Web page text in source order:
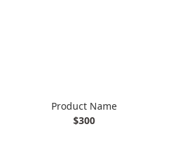
Product Name
$300